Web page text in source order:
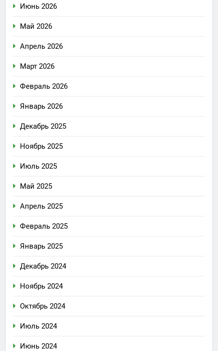
Июнь 2026
Май 2026
Апрель 2026
Март 2026
Февраль 2026
Январь 2026
Декабрь 2025
Ноябрь 2025
Июль 2025
Май 2025
Апрель 2025
Февраль 2025
Январь 2025
Декабрь 2024
Ноябрь 2024
Октябрь 2024
Июль 2024
Июнь 2024